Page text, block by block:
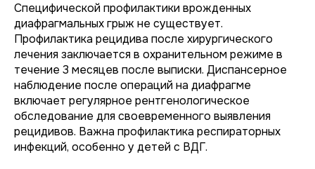
Специфической профилактики врожденных
диафрагмальных грыж не существует.
Профилактика рецидива после хирургического
лечения заключается в охранительном режиме в
течение 3 месяцев после выписки. Диспансерное
наблюдение после операций на диафрагме
включает регулярное рентгенологическое
обследование для своевременного выявления
рецидивов. Важна профилактика респираторных
инфекций, особенно у детей с ВДГ.